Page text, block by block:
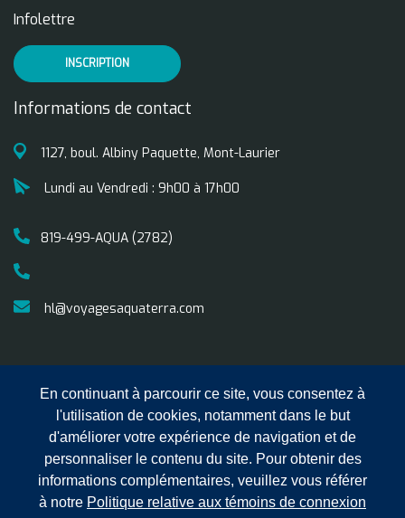
Informations de contact
1127, boul. Albiny Paquette, Mont-Laurier
Lundi au Vendredi : 9h00 à 17h00
819-499-AQUA (2782)
hl@voyagesaquaterra.com
Infolettre
INSCRIPTION
Copyright © 2025 Voyages
Aqua Terra Hautes Laurentides.
Confidentialité
Conditions
générales de ventes
En continuant à parcourir ce site, vous consentez à
l'utilisation de cookies, notamment dans le but
d'améliorer votre expérience de navigation et de
personnaliser le contenu du site. Pour obtenir des
informations complémentaires, veuillez vous référer
à notre Politique relative aux témoins de connexion